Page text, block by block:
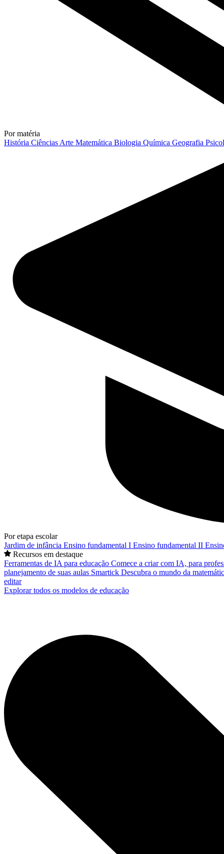
Por matéria
História Ciências Arte Matemática Biologia Química Geografia
Por etapa escolar
Jardim de infância Ensino fundamental I Ensino fundamental II
Recursos em destaque
Ferramentas de IA para educação Comece a criar com IA, para
planejamento de suas aulas Smartick Descubra o mundo da
editar
Explorar todos os modelos de educação